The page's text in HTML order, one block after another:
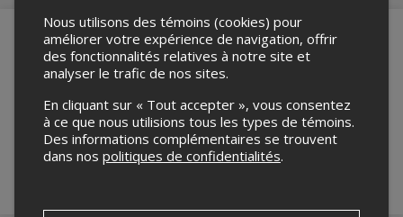
Merci de confirmer que vous n'êtes pas un
robot ci-bas.
Nous utilisons des témoins (cookies) pour
améliorer votre expérience de navigation, offrir
des fonctionnalités relatives à notre site et
analyser le trafic de nos sites.
En cliquant sur « Tout accepter », vous consentez
à ce que nous utilisions tous les types de témoins.
Des informations complémentaires se trouvent
dans nos politiques de confidentialités.